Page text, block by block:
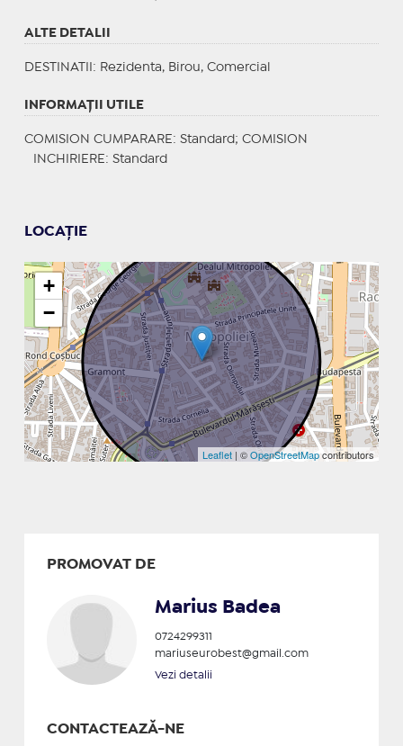
ALTE DETALII
DESTINATII : Rezidenta, Birou, Comercial
INFORMAŢII UTILE
COMISION CUMPARARE: Standard; COMISION
INCHIRIERE: Standard
LOCAȚIE
+
−
Leaflet | ©OpenStreetMapcontributors
PROMOVAT DE
Marius Badea
0724299311
mariuseurobest@gmail.com
Vezi detalii
CONTACTEAZĂ-NE